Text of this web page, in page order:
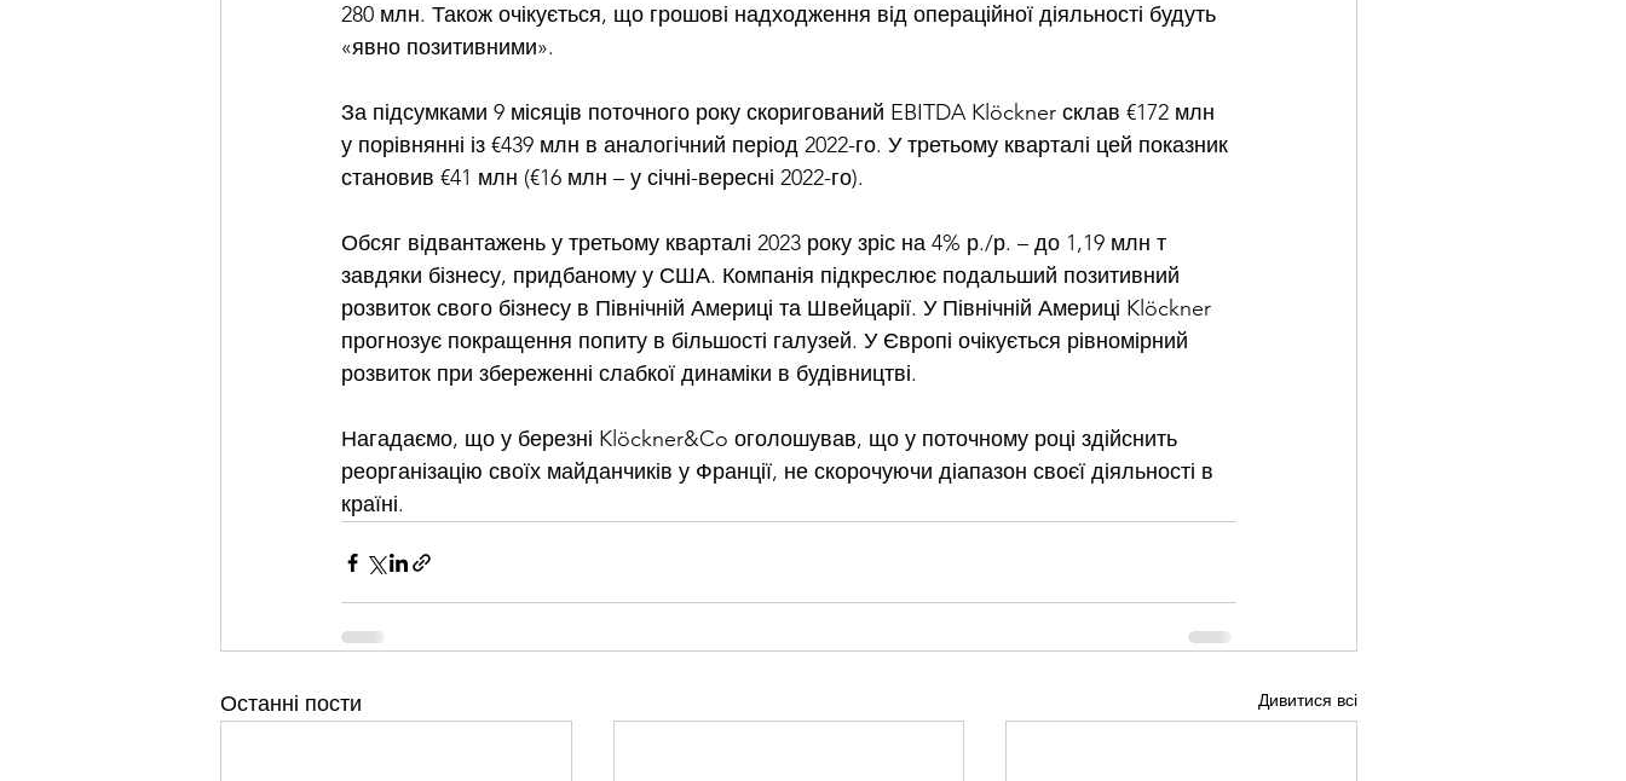
280 млн. Також очікується, що грошові надходження від операційної діяльності будуть
«явно позитивними».
За підсумками 9 місяців поточного року скоригований EBITDA Klöckner склав €172 млн
у порівнянні із €439 млн в аналогічний період 2022-го. У третьому кварталі цей показник
становив €41 млн (€16 млн – у січні-вересні 2022-го).
Обсяг відвантажень у третьому кварталі 2023 року зріс на 4% р./р. – до 1,19 млн т
завдяки бізнесу, придбаному у США. Компанія підкреслює подальший позитивний
розвиток свого бізнесу в Північній Америці та Швейцарії. У Північній Америці Klöckner
прогнозує покращення попиту в більшості галузей. У Європі очікується рівномірний
розвиток при збереженні слабкої динаміки в будівництві.
Нагадаємо, що у березні Klöckner&Co оголошував, що у поточному році здійснить
реорганізацію своїх майданчиків у Франції, не скорочуючи діапазон своєї діяльності в
країні.
Останні пости Дивитися всі